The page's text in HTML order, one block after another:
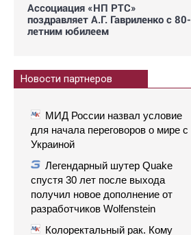
Ассоциация «НП РТС»
поздравляет А.Г. Гавриленко с 80-
летним юбилеем
Новости партнеров
МИД России назвал условие
для начала переговоров о мире с
Украиной
Легендарный шутер Quake
спустя 30 лет после выхода
получил новое дополнение от
разработчиков Wolfenstein
Колоректальный рак. Кому